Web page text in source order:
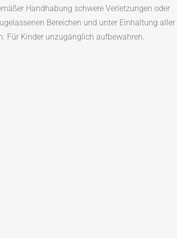
Handhabung schwere Verletzungen oder
Bereichen und unter Einhaltung aller
Für Kinder unzugänglich aufbewahren.